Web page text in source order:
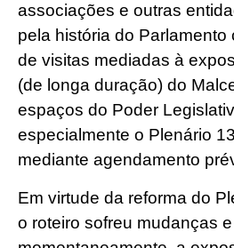
associações e outras
pela história do Parlamento
de visitas mediadas à
(de longa duração) do
espaços do Poder
especialmente o Plenário
mediante agendamento
Em virtude da reforma do
o roteiro sofreu mudanças